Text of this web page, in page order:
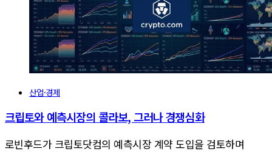
산업·경제
크립토와 예측시장의 콜라보, 그러나 경쟁심화
로빈후드가 크립토닷컴의 예측시장 계약 도입을 검토하며